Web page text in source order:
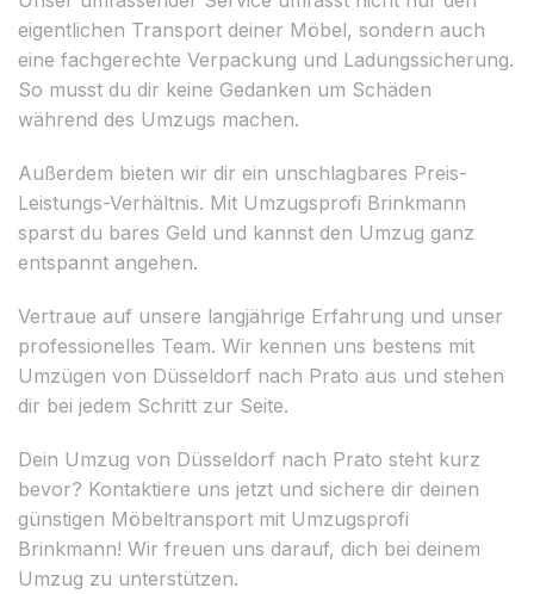
eigentlichen Transport deiner Möbel, sondern auch
eine fachgerechte Verpackung und Ladungssicherung.
So musst du dir keine Gedanken um Schäden
während des Umzugs machen.
Außerdem bieten wir dir ein unschlagbares Preis-
Leistungs-Verhältnis. Mit Umzugsprofi Brinkmann
sparst du bares Geld und kannst den Umzug ganz
entspannt angehen.
Vertraue auf unsere langjährige Erfahrung und unser
professionelles Team. Wir kennen uns bestens mit
Umzügen von Düsseldorf nach Prato aus und stehen
dir bei jedem Schritt zur Seite.
Dein Umzug von Düsseldorf nach Prato steht kurz
bevor? Kontaktiere uns jetzt und sichere dir deinen
günstigen Möbeltransport mit Umzugsprofi
Brinkmann! Wir freuen uns darauf, dich bei deinem
Umzug zu unterstützen.